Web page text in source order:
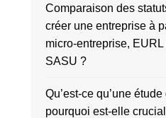
Comparaison des
créer une entreprise à
micro-entreprise,
SASU ?
Qu’est-ce qu’une
pourquoi est-elle